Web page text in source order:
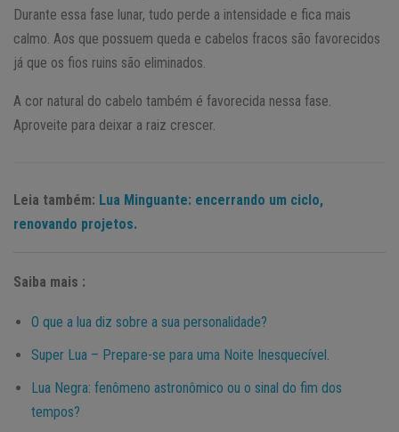
Durante essa fase lunar, tudo perde a intensidade e fica mais
calmo. Aos que possuem queda e cabelos fracos são favorecidos
já que os fios ruins são eliminados.
A cor natural do cabelo também é favorecida nessa fase.
Aproveite para deixar a raiz crescer.
Leia também: Lua Minguante: encerrando um ciclo,
renovando projetos.
Saiba mais :
O que a lua diz sobre a sua personalidade?
Super Lua – Prepare-se para uma Noite Inesquecível.
Lua Negra: fenômeno astronômico ou o sinal do fim dos
tempos?